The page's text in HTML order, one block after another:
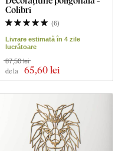
Colibri
(6)
Livrare estimată în 4 zile
lucrătoare
de la 65,60 lei
87,50 lei